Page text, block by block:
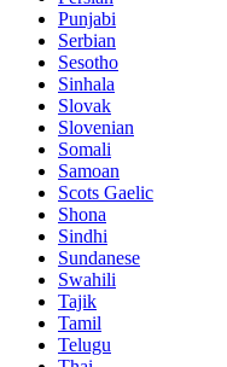
Punjabi
Serbian
Sesotho
Sinhala
Slovak
Slovenian
Somali
Samoan
Scots Gaelic
Shona
Sindhi
Sundanese
Swahili
Tajik
Tamil
Telugu